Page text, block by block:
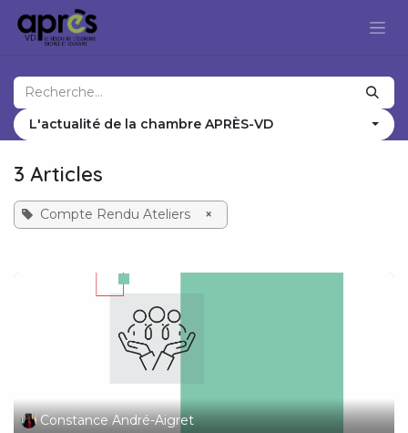
Se rendre au contenu
L'actualité de la chambre APRÈS-VD
3 Articles
Compte Rendu Ateliers ×
Constance André-Aigret